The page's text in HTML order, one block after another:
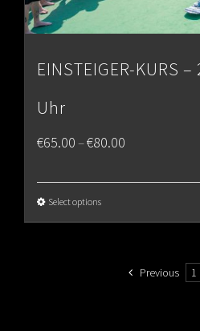
EINSTEIGER-KURS
Uhr
€65.00–€80.00
Select options
Previous 1